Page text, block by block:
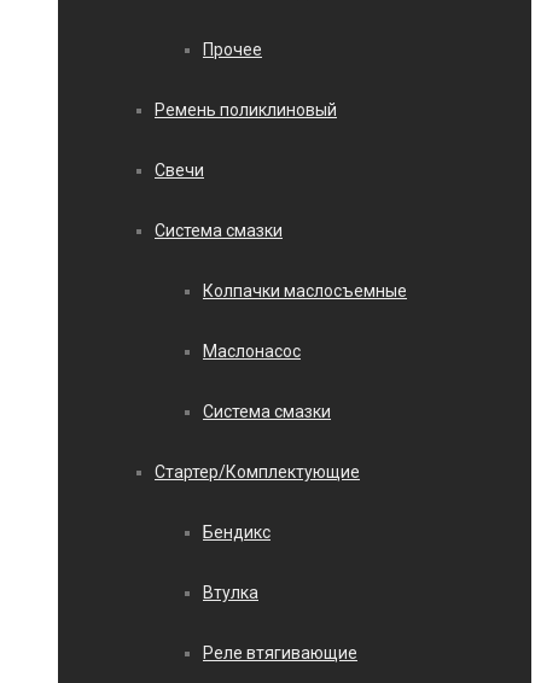
Прочее
Ремень поликлиновый
Свечи
Система смазки
Колпачки маслосъемные
Маслонасос
Система смазки
Стартер/Комплектующие
Бендикс
Втулка
Реле втягивающие